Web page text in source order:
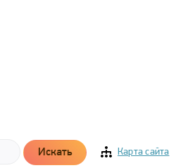
Искать Карта сайта